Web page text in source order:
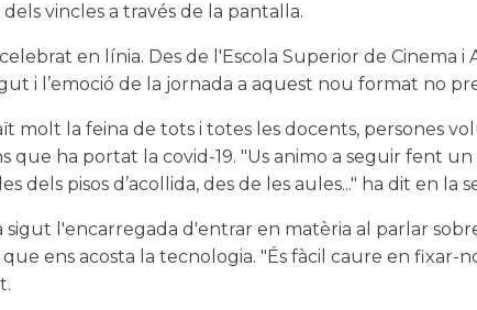
vincles a través de la pantalla.
en línia. Des de l'Escola Superior de Cinema i
i l’emoció de la jornada a aquest nou format no
molt la feina de tots i totes les docents, persones
ha portat la covid-19. "Us animo a seguir fent
pisos d’acollida, des de les aules..." ha dit en la
l'encarregada d'entrar en matèria al parlar
ens acosta la tecnologia. "És fàcil caure en fixar-